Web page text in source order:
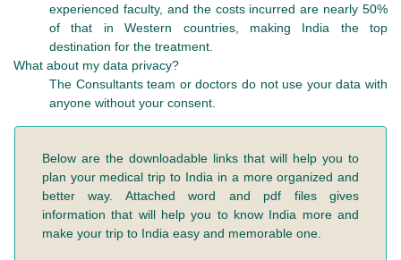
experienced faculty, and the costs incurred are nearly 50%
of that in Western countries, making India the top
destination for the treatment.
What about my data privacy?
The Consultants team or doctors do not use your data with
anyone without your consent.
Below are the downloadable links that will help you to
plan your medical trip to India in a more organized and
better way. Attached word and pdf files gives
information that will help you to know India more and
make your trip to India easy and memorable one.